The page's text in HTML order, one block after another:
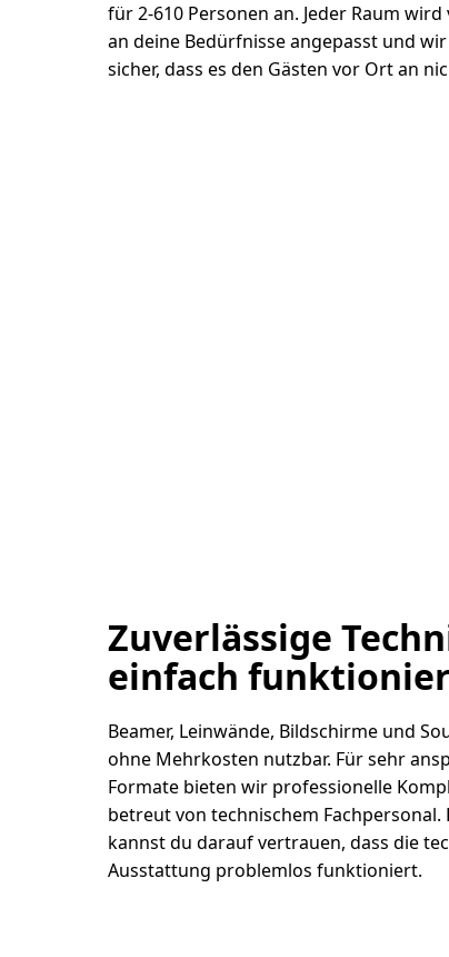
für 2-610 Personen an. Jeder Raum
an deine Bedürfnisse angepasst und
sicher, dass es den Gästen vor Ort an
Zuverlässige
einfach
Beamer, Leinwände, Bildschirme und
ohne Mehrkosten nutzbar. Für sehr
Formate bieten wir professionelle
betreut von technischem Fachpersonal.
kannst du darauf vertrauen, dass die
Ausstattung problemlos funktioniert.